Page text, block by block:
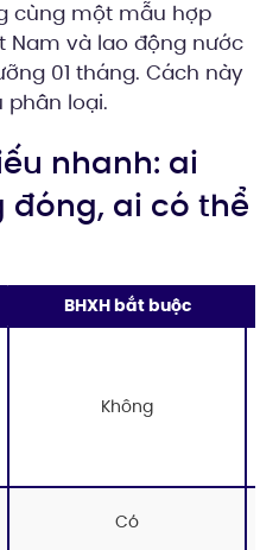
cùng một mẫu hợp
Nam và lao động nước
01 tháng. Cách này
phân loại.
nhanh: ai
đóng, ai có thể
BHXH bắt buộc
Không
Có